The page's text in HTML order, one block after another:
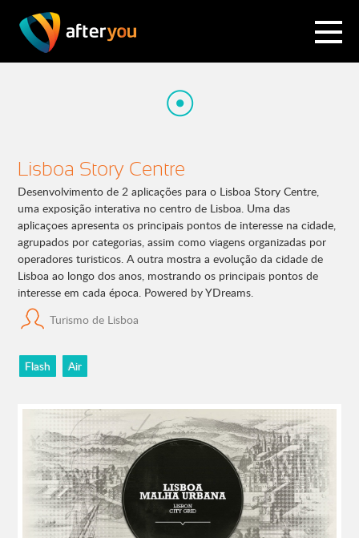
Lisboa Story Centre
Desenvolvimento de 2 aplicações para o Lisboa Story Centre,
uma exposição interativa no centro de Lisboa. Uma das
aplicaçoes apresenta os principais pontos de interesse na cidade,
agrupados por categorias, assim como viagens organizadas por
operadores turisticos. A outra mostra a evolução da cidade de
Lisboa ao longo dos anos, mostrando os principais pontos de
interesse em cada época. Powered by YDreams.
Turismo de Lisboa
Flash Air